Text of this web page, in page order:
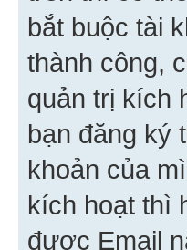
bắt buộc tài
thành công,
quản trị kích
bạn đăng ký
khoản của
kích hoạt thì
được Email